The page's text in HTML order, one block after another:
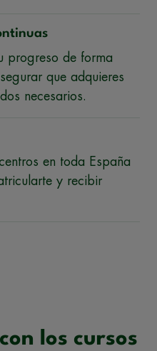
progreso de forma
que adquieres
necesarios.
en toda España
y recibir
los cursos